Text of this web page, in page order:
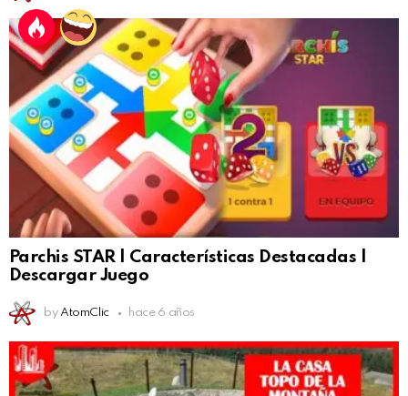
Parchis STAR | Características Destacadas |
Descargar Juego
by AtomClic hace 6 años